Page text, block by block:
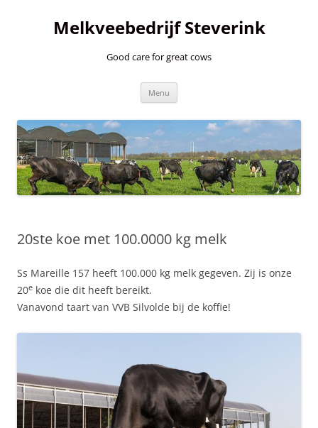
Melkveebedrijf Steverink
Good care for great cows
Menu
20ste koe met 100.0000 kg melk
Ss Mareille 157 heeft 100.000 kg melk gegeven. Zij is onze
20e koe die dit heeft bereikt.
Vanavond taart van VVB Silvolde bij de koffie!